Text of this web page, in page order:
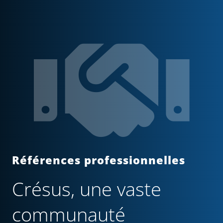
Références professionnelles
Crésus, une vaste
communauté